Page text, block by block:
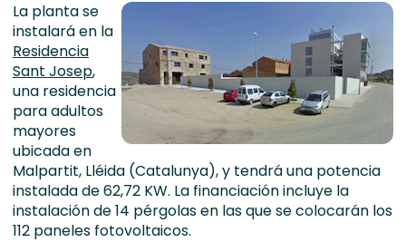
La planta se
instalará en la
Residencia
Sant Josep,
una residencia
para adultos
mayores
ubicada en
Malpartit, Lléida (Catalunya), y tendrá una potencia
instalada de 62,72 KW. La financiación incluye la
instalación de 14 pérgolas en las que se colocarán los
112 paneles fotovoltaicos.